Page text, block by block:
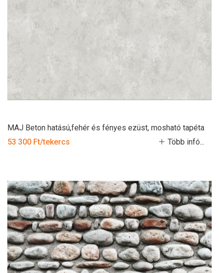
MAJ Beton hatású,fehér és fényes ezüst, mosható tapéta
53 300 Ft/tekercs
Több infó...